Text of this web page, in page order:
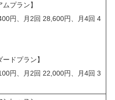
ムプラン】
円、月2回 28,600円、月4回 4
ードプラン】
円、月2回 22,000円、月4回 3